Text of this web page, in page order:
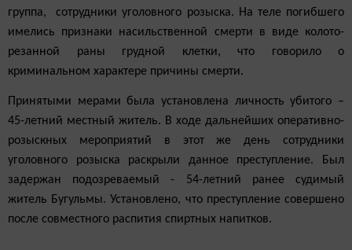
группа, сотрудники уголовного розыска. На теле погибшего
имелись признаки насильственной смерти в виде колото-
резанной раны грудной клетки, что говорило о
криминальном характере причины смерти.
Принятыми мерами была установлена личность убитого –
45-летний местный житель. В ходе дальнейших оперативно-
розыскных мероприятий в этот же день сотрудники
уголовного розыска раскрыли данное преступление. Был
задержан подозреваемый - 54-летний ранее судимый
житель Бугульмы. Установлено, что преступление совершено
после совместного распития спиртных напитков.